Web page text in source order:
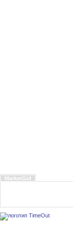
MarketGid